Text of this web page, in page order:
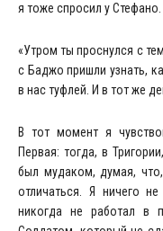
я тоже спросил у Стефано.
«Утром ты проснулся с
с Баджо пришли узнать,
в нас туфлей. И в тот же
В тот момент я
Первая: тогда, в
был мудаком, думая,
отличаться. Я ничего
никогда не работал в